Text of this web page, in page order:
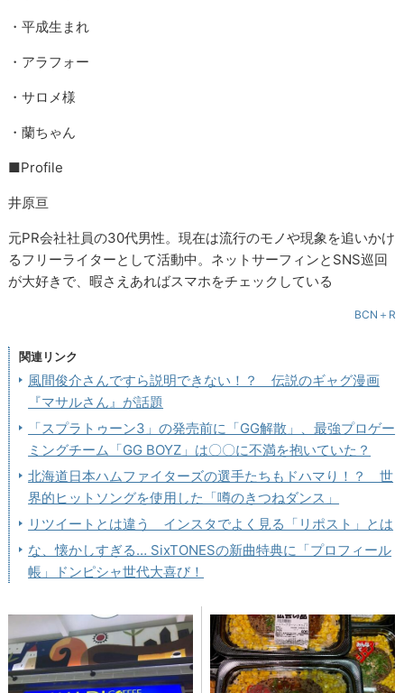
・平成生まれ
・アラフォー
・サロメ様
・蘭ちゃん
■Profile
井原亘
元PR会社社員の30代男性。現在は流行のモノや現象を追いかけ
るフリーライターとして活動中。ネットサーフィンとSNS巡回
が大好きで、暇さえあればスマホをチェックしている
BCN＋R
関連リンク
風間俊介さんですら説明できない！？ 伝説のギャグ漫画
『マサルさん』が話題
「スプラトゥーン3」の発売前に「GG解散」、最強プロゲー
ミングチーム「GG BOYZ」は〇〇に不満を抱いていた？
北海道日本ハムファイターズの選手たちもドハマり！？ 世
界的ヒットソングを使用した「噂のきつねダンス」
リツイートとは違う インスタでよく見る「リポスト」とは
な、懐かしすぎる… SixTONESの新曲特典に「プロフィール
帳」ドンピシャ世代大喜び！